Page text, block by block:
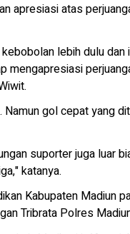
apresiasi atas
lebih dulu dan
mengapresiasi
gol cepat yang
suporter juga luar
katanya.
Kabupaten Madiun
Tribrata Polres